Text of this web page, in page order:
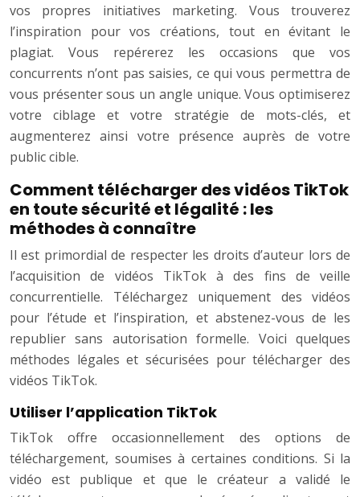
vos propres initiatives marketing. Vous trouverez
l’inspiration pour vos créations, tout en évitant le
plagiat. Vous repérerez les occasions que vos
concurrents n’ont pas saisies, ce qui vous permettra de
vous présenter sous un angle unique. Vous optimiserez
votre ciblage et votre stratégie de mots-clés, et
augmenterez ainsi votre présence auprès de votre
public cible.
Comment télécharger des vidéos TikTok
en toute sécurité et légalité : les
méthodes à connaître
Il est primordial de respecter les droits d’auteur lors de
l’acquisition de vidéos TikTok à des fins de veille
concurrentielle. Téléchargez uniquement des vidéos
pour l’étude et l’inspiration, et abstenez-vous de les
republier sans autorisation formelle. Voici quelques
méthodes légales et sécurisées pour télécharger des
vidéos TikTok.
Utiliser l’application TikTok
TikTok offre occasionnellement des options de
téléchargement, soumises à certaines conditions. Si la
vidéo est publique et que le créateur a validé le